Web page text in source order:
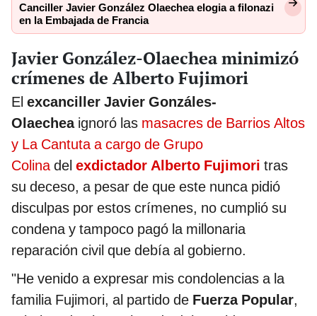
Canciller Javier González Olaechea elogia a filonazi
en la Embajada de Francia
Javier González-Olaechea minimizó
crímenes de Alberto Fujimori
El excanciller Javier Gonzáles-
Olaechea ignoró las masacres de Barrios Altos
y La Cantuta a cargo de Grupo
Colinadel exdictador Alberto Fujimori tras
su deceso, a pesar de que este nunca pidió
disculpas por estos crímenes, no cumplió su
condena y tampoco pagó la millonaria
reparación civil que debía al gobierno.
"He venido a expresar mis condolencias a la
familia Fujimori, al partido de Fuerza Popular,